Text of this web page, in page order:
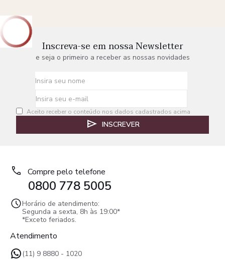
Inscreva-se em nossa Newsletter
e seja o primeiro a receber as nossas novidades
Aceito receber o conteúdo nos dados cadastrados acima
INSCREVER
Compre pelo telefone
0800 778 5005
Horário de atendimento:
Segunda a sexta, 8h às 19:00*
*Exceto feriados.
Atendimento
(11) 9 8880 - 1020